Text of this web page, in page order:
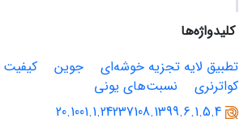
کلیدواژه‌ها
تطبیق لایه تجزیه خوشه‌ای
جوین
کیفیت
کواترنری
نسبت‌های یونی
20.1001.1.24237108.1399.6.1.5.4